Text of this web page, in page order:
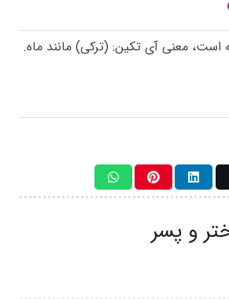
است، معنی آی تکین: (ترکی) مانند ماه.
و پسر